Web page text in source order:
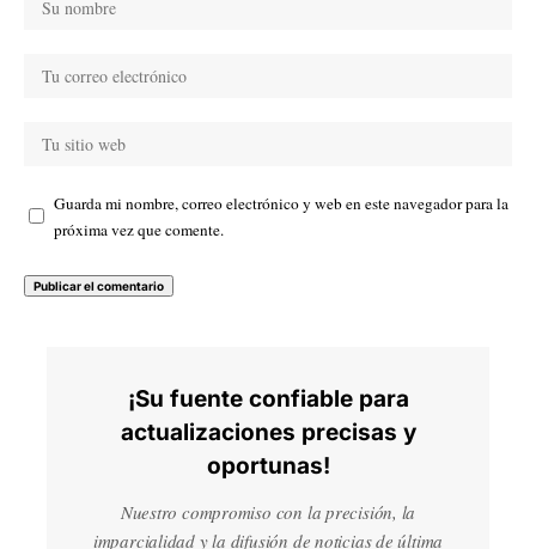
Guarda mi nombre, correo electrónico y web en este navegador para la
próxima vez que comente.
¡Su fuente confiable para
actualizaciones precisas y
oportunas!
Nuestro compromiso con la precisión, la
imparcialidad y la difusión de noticias de última